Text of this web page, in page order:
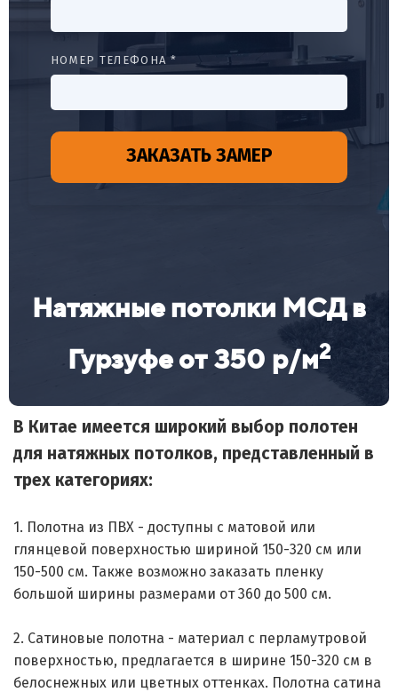
НОМЕР ТЕЛЕФОНА *
ЗАКАЗАТЬ ЗАМЕР
Натяжные потолки МСД в
Гурзуфеот 350 р/м2
В Китае имеется широкий выбор полотен
для натяжных потолков, представленный в
трех категориях:
1. Полотна из ПВХ - доступны с матовой или
глянцевой поверхностью шириной 150-320 см или
150-500 см. Также возможно заказать пленку
большой ширины размерами от 360 до 500 см.
2. Сатиновые полотна - материал с перламутровой
поверхностью, предлагается в ширине 150-320 см в
белоснежных или цветных оттенках. Полотна сатина